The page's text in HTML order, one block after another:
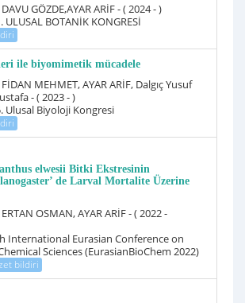
DAVU GÖZDE,AYAR ARİF - ( 2024 - )
ULUSAL BOTANİK KONGRESİ
ile biyomimetik mücadele
FİDAN MEHMET, AYAR ARİF, Dalgıç Yusuf
- ( 2023 - )
Ulusal Biyoloji Kongresi
elwesii Bitki Ekstresinin
de Larval Mortalite Üzerine
ERTAN OSMAN, AYAR ARİF - ( 2022 -
International Eurasian Conference on
Sciences (EurasianBioChem 2022)
bildiri